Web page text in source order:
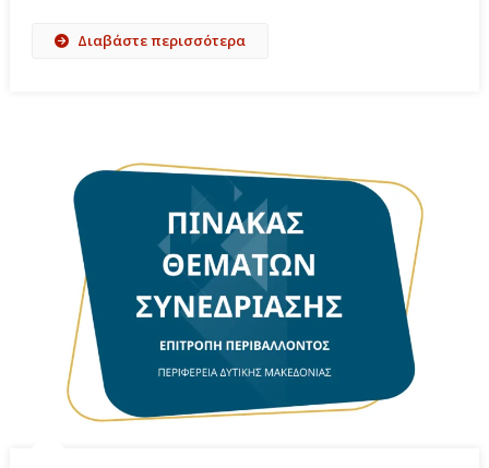
Διαβάστε περισσότερα